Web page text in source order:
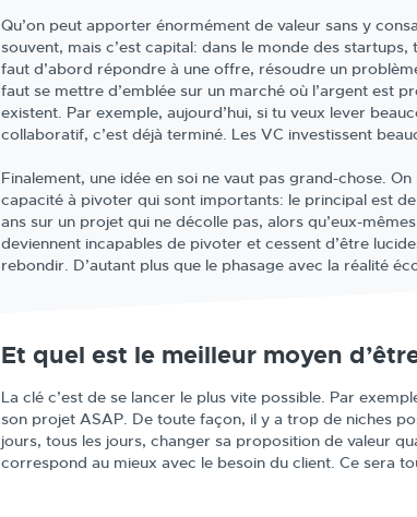
Qu’on peut apporter énormément de valeur sans y
souvent, mais c’est capital: dans le monde des
faut d’abord répondre à une offre, résoudre un
faut se mettre d’emblée sur un marché où l’argent est
existent. Par exemple, aujourd’hui, si tu veux lever
collaboratif, c’est déjà terminé. Les VC investissent
Finalement, une idée en soi ne vaut pas grand-chose.
capacité à pivoter qui sont importants: le principal est
ans sur un projet qui ne décolle pas, alors qu’eux-
deviennent incapables de pivoter et cessent d’être
rebondir. D’autant plus que le phasage avec la réalité
Et quel est le meilleur moyen
La clé c’est de se lancer le plus vite possible. Par
son projet ASAP. De toute façon, il y a trop de niches
jours, tous les jours, changer sa proposition de valeur
correspond au mieux avec le besoin du client. Ce sera